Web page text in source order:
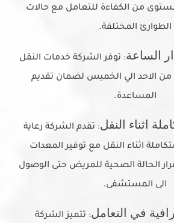
من الكفاءة للتعامل مع حالات
الطوارئ المختلفة.
الساعة: توفر الشركة خدمات النقل
من الاحد الي الخميس لضمان تقديم
المساعدة.
اثناء النقل: تقدم الشركة رعاية
اثناء النقل مع توفير المعدات
الحالة الصحية للمريض حتى الوصول
الى المستشفى.
في التعامل: تتميز الشركة